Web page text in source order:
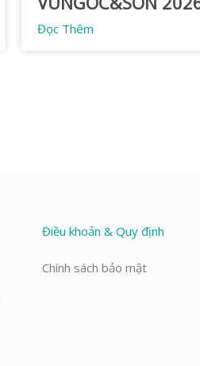
Đọc Thêm
Điều khoản & Quy định
Chính sách bảo mật